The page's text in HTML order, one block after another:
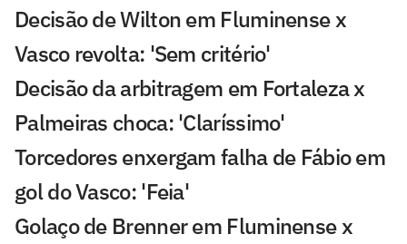
Decisão de Wilton em Fluminense x
Vasco revolta: 'Sem critério'
Decisão da arbitragem em Fortaleza x
Palmeiras choca: 'Claríssimo'
Torcedores enxergam falha de Fábio em
gol do Vasco: 'Feia'
Golaço de Brenner em Fluminense x